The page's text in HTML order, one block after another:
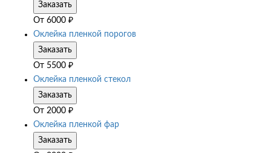
Заказать
От 6000 ₽
Оклейка пленкой порогов
Заказать
От 5500 ₽
Оклейка пленкой стекол
Заказать
От 2000 ₽
Оклейка пленкой фар
Заказать